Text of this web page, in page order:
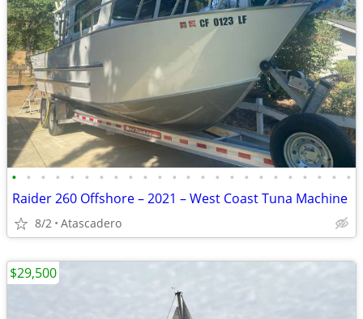
• • • • • • • • • • • • • • • • • • • • • • • •
Raider 260 Offshore – 2021 – West Coast Tuna Machine
8/2 Atascadero
$29,500